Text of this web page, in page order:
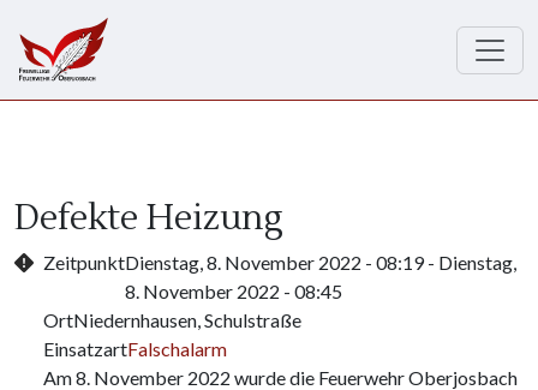
Defekte Heizung
ZeitpunktDienstag, 8. November 2022 - 08:19- Dienstag,
8. November 2022 - 08:45
OrtNiedernhausen, Schulstraße
EinsatzartFalschalarm
Am 8. November 2022 wurde die Feuerwehr Oberjosbach